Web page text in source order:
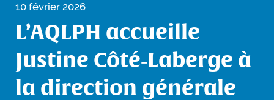
10 février 2026
L’AQLPH accueille
Justine Côté‑Laberge à
la direction générale